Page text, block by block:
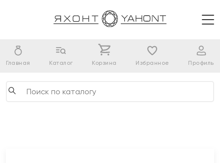
Главная Каталог Корзина Избранное Профиль